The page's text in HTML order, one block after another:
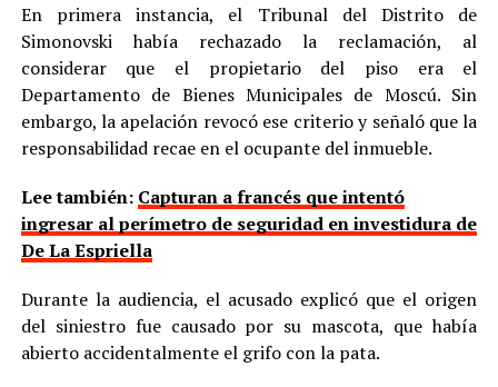
En primera instancia, el Tribunal del Distrito de
Simonovski había rechazado la reclamación, al
considerar que el propietario del piso era el
Departamento de Bienes Municipales de Moscú. Sin
embargo, la apelación revocó ese criterio y señaló que la
responsabilidad recae en el ocupante del inmueble.
Lee también: Capturan a francés que intentó
ingresar al perímetro de seguridad en investidura de
De La Espriella
Durante la audiencia, el acusado explicó que el origen
del siniestro fue causado por su mascota, que había
abierto accidentalmente el grifo con la pata.